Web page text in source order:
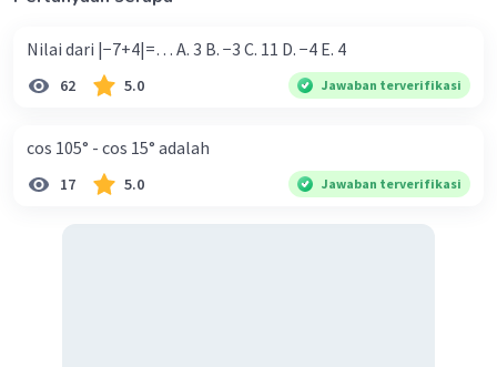
Nilai dari |−7+4|=… A. 3 B. −3 C. 11 D. −4 E. 4
62 5.0 Jawaban terverifikasi
cos 105° - cos 15° adalah
17 5.0 Jawaban terverifikasi